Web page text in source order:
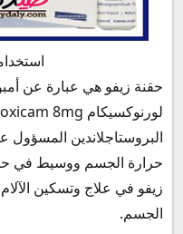
حقنة زيفو هي عبارة عن
البروستاجلاندين
حرارة الجسم ووسيط في
زيفو في علاج وتسكين
الجسم.